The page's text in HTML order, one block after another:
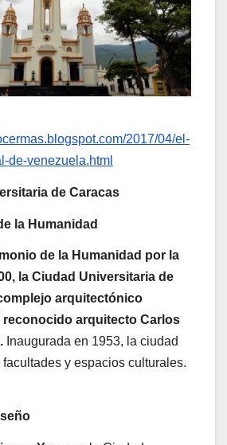
2017/04/el-
de-venezuela.html
de Caracas
la Humanidad
de la Humanidad por la
la Ciudad Universitaria de
arquitectónico
arquitecto Carlos
Inaugurada en 1953, la ciudad
y espacios culturales.